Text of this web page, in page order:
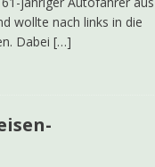
AKTUELLES
wollte nach links in die
Dabei […]